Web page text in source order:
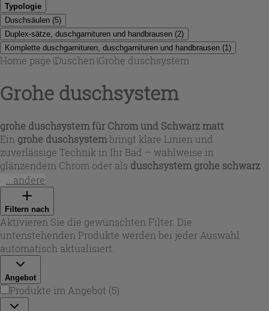
Typologie
Duschsäulen (5)
Duplex-sätze, duschgarnituren und handbrausen (2)
Komplette duschgarnituren, duschgarnituren und handbrausen (1)
Home page\Duschen \Grohe duschsystem
Grohe duschsystem
grohe duschsystem für Chrom und Schwarz matt
Ein grohe duschsystembringt klare Linien und
zuverlässige Technik in Ihr Bad – wahlweise in
glänzendem Chrom oder als duschsystem grohe schwarz
in modernem Matt-Finish. Je nach Modell erhalten Sie
eine komplette
mit großzügiger Kopfbrause (z. B. 250 mm) und passender
Handbrause (110 mm). Die Oberflächen sind auf
Alltagstauglichkeit ausgelegt und lassen sich durch
Antikalk-Funktionen leichter reinigen – ideal, wenn Sie
ein langlebiges Setup mit zeitgemäßem Look suchen.
...andere
Filtern nach
Aktivieren Sie die gewünschten Filter. Die
untenstehenden Produkte werden bei jeder Auswahl
automatisch aktualisiert.
Angebot
Produkte im Angebot (5)